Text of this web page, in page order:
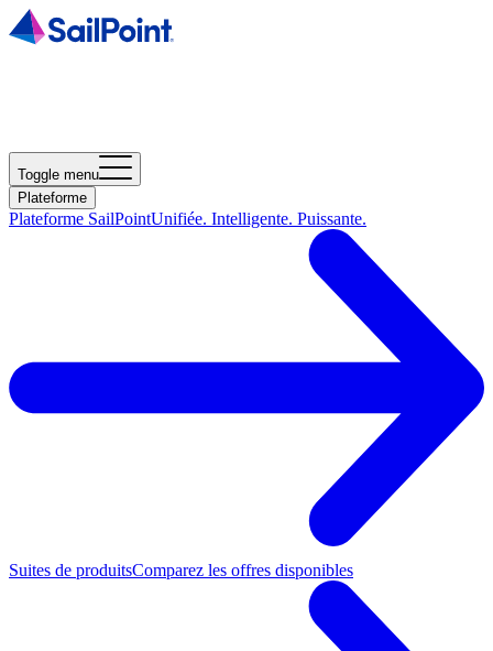
Toggle menu
Plateforme
Plateforme SailPointUnifiée. Intelligente. Puissante.
Suites de produitsComparez les offres disponibles